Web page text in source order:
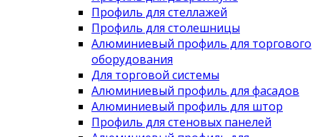
Профиль для стеллажей
Профиль для столешницы
Алюминиевый профиль для торгового
оборудования
Для торговой системы
Алюминиевый профиль для фасадов
Алюминиевый профиль для штор
Профиль для стеновых панелей